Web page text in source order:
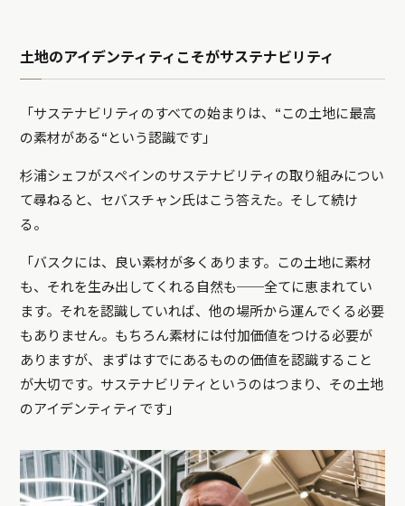
土地のアイデンティティこそがサステナビリティ
「サステナビリティのすべての始まりは、“この土地に最高
の素材がある“という認識です」
杉浦シェフがスペインのサステナビリティの取り組みについ
て尋ねると、セバスチャン氏はこう答えた。そして続け
る。
「バスクには、良い素材が多くあります。この土地に素材
も、それを生み出してくれる自然も──全てに恵まれてい
ます。それを認識していれば、他の場所から運んでくる必要
もありません。もちろん素材には付加価値をつける必要が
ありますが、まずはすでにあるものの価値を認識すること
が大切です。サステナビリティというのはつまり、その土地
のアイデンティティです」